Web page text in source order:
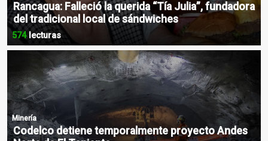
Rancagua: Falleció la querida “Tía Julia”, fundadora
del tradicional local de sándwiches
574lecturas
Minería
Codelco detiene temporalmente proyecto Andes